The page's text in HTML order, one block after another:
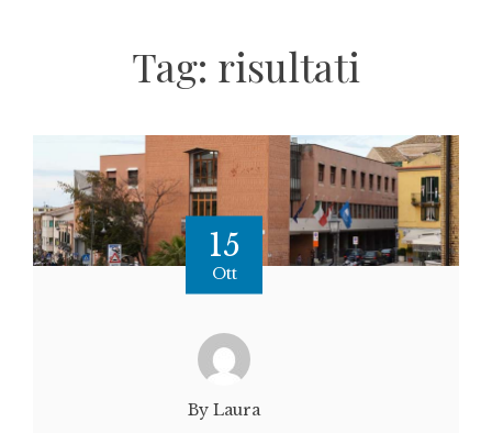
Tag: risultati
15
Ott
By Laura